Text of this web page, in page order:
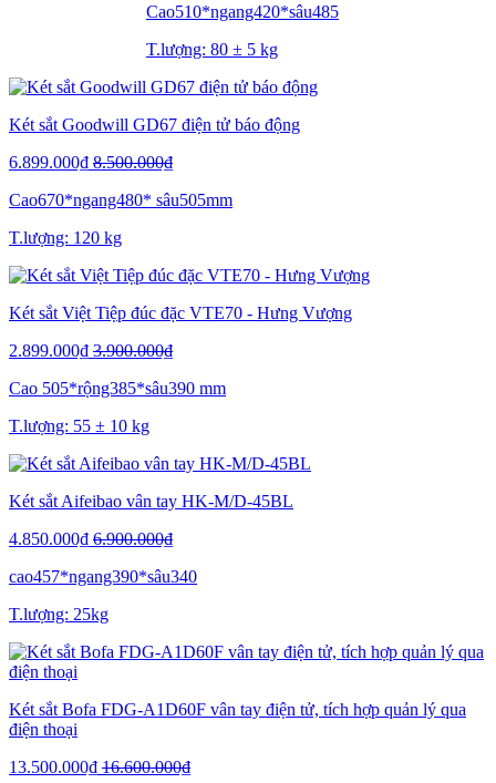
Cao510*ngang420*sâu485
T.lượng: 80 ± 5 kg
Két sắt Goodwill GD67 điện tử báo động
6.899.000₫ 8.500.000₫
Cao670*ngang480* sâu505mm
T.lượng: 120 kg
Két sắt Việt Tiệp đúc đặc VTE70 - Hưng Vượng
2.899.000₫ 3.900.000₫
Cao 505*rộng385*sâu390 mm
T.lượng: 55 ± 10 kg
Két sắt Aifeibao vân tay HK-M/D-45BL
4.850.000₫ 6.900.000₫
cao457*ngang390*sâu340
T.lượng: 25kg
Két sắt Bofa FDG-A1D60F vân tay điện tử, tích hợp quản lý qua
điện thoại
13.500.000₫ 16.600.000₫